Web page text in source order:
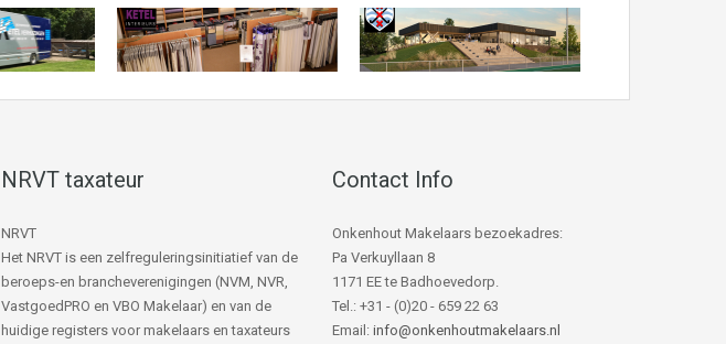
NRVT taxateur
NRVT
Het NRVT is een zelfreguleringsinitiatief van de
beroeps-en brancheverenigingen (NVM, NVR,
VastgoedPRO en VBO Makelaar) en van de
huidige registers voor makelaars en taxateurs
Contact Info
Onkenhout Makelaars bezoekadres:
Pa Verkuyllaan 8
1171 EE te Badhoevedorp.
Tel.: +31 - (0)20 - 659 22 63
Email: info@onkenhoutmakelaars.nl